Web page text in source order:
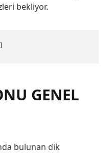
bekliyor.
GENEL
bulunan dik